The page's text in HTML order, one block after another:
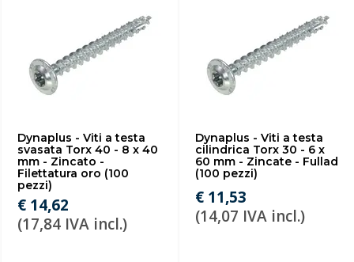
Dynaplus - Viti a testa
svasata Torx 40 - 8 x 40
mm - Zincato -
Filettatura oro (100
pezzi)
€ 14,62
(17,84 IVA incl.)
Dynaplus - Viti a testa
cilindrica Torx 30 - 6 x
60 mm - Zincate - Fullad
(100 pezzi)
€ 11,53
(14,07 IVA incl.)